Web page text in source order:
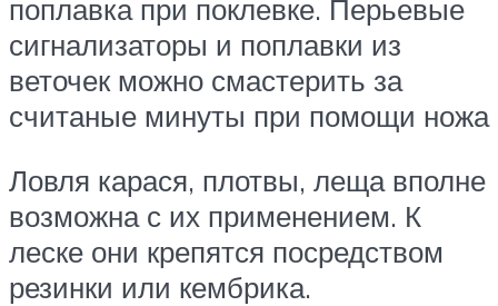
поплавка при поклевке. Перьевые
сигнализаторы и поплавки из
веточек можно смастерить за
считаные минуты при помощи ножа
Ловля карася, плотвы, леща вполне
возможна с их применением. К
леске они крепятся посредством
резинки или кембрика.